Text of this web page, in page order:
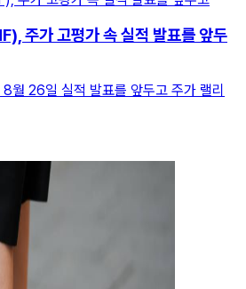
주가 고평가 속 실적 발표를 앞두
월 26일 실적 발표를 앞두고 주가 랠리